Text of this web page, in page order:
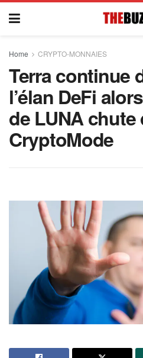
Home CRYPTO-MONNAIES
Terra continue
l’élan DeFi
de LUNA chute
CryptoMode